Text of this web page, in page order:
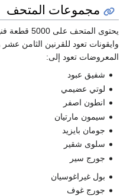
مجموعات المتحف
يحتوى
وايقونات تعود للقرنين الثامن
المعروضات تعود إلى:
شفيق عبود
لوتي عضيمي
انطون اصفر
سيمون مارتيان
جومان بايزيد
سلوى شقير
جورج سير
بول غيراغوسيان
جورج غوف